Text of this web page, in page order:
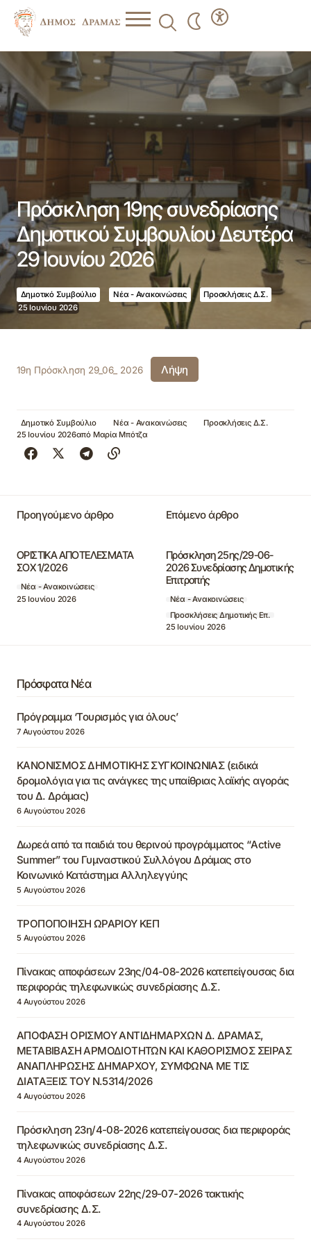
Πρόσκληση 19ης συνεδρίασης Δημοτικού Συμβουλίου
Δευτέρα 29 Ιουνίου 2026
Πρόσκληση 19ης συνεδρίασης
Δημοτικού Συμβουλίου Δευτέρα
29 Ιουνίου 2026
Δημοτικό Συμβούλιο Νέα - Ανακοινώσεις
Προσκλήσεις Δ.Σ.
25 Ιουνίου 2026
19η Πρόσκληση 29_06_ 2026 Λήψη
Δημοτικό Συμβούλιο Νέα - Ανακοινώσεις
Προσκλήσεις Δ.Σ.
25 Ιουνίου 2026από Μαρία Μπότζα
Προηγούμενο άρθρο
ΟΡΙΣΤΙΚΑ ΑΠΟΤΕΛΕΣΜΑΤΑ
ΣΟΧ 1/2026
Νέα - Ανακοινώσεις
25 Ιουνίου 2026
Επόμενο άρθρο
Πρόσκληση 25ης/29-06-
2026 Συνεδρίασης Δημοτικής
Επιτροπής
Νέα - Ανακοινώσεις
Προσκλήσεις Δημοτικής Επ.
25 Ιουνίου 2026
Πρόσφατα Νέα
Πρόγραμμα ‘Τουρισμός για όλους’
7 Αυγούστου 2026
ΚΑΝΟΝΙΣΜΟΣ ΔΗΜΟΤΙΚΗΣ ΣΥΓΚΟΙΝΩΝΙΑΣ (ειδικά
δρομολόγια για τις ανάγκες της υπαίθριας λαϊκής αγοράς
του Δ. Δράμας)
6 Αυγούστου 2026
Δωρεά από τα παιδιά του θερινού προγράμματος “Active
Summer” του Γυμναστικού Συλλόγου Δράμας στο
Κοινωνικό Κατάστημα Αλληλεγγύης
5 Αυγούστου 2026
ΤΡΟΠΟΠΟΙΗΣΗ ΩΡΑΡΙΟΥ ΚΕΠ
5 Αυγούστου 2026
Πίνακας αποφάσεων 23ης/04-08-2026 κατεπείγουσας δια
περιφοράς τηλεφωνικώς συνεδρίασης Δ.Σ.
4 Αυγούστου 2026
ΑΠΟΦΑΣΗ ΟΡΙΣΜΟΥ ΑΝΤΙΔΗΜΑΡΧΩΝ Δ. ΔΡΑΜΑΣ,
ΜΕΤΑΒΙΒΑΣΗ ΑΡΜΟΔΙΟΤΗΤΩΝ ΚΑΙ ΚΑΘΟΡΙΣΜΟΣ ΣΕΙΡΑΣ
ΑΝΑΠΛΗΡΩΣΗΣ ΔΗΜΑΡΧΟΥ, ΣΥΜΦΩΝΑ ΜΕ ΤΙΣ
ΔΙΑΤΑΞΕΙΣ ΤΟΥ Ν.5314/2026
4 Αυγούστου 2026
Πρόσκληση 23η/4-08-2026 κατεπείγουσας δια περιφοράς
τηλεφωνικώς συνεδρίασης Δ.Σ.
4 Αυγούστου 2026
Πίνακας αποφάσεων 22ης/29-07-2026 τακτικής
συνεδρίασης Δ.Σ.
4 Αυγούστου 2026